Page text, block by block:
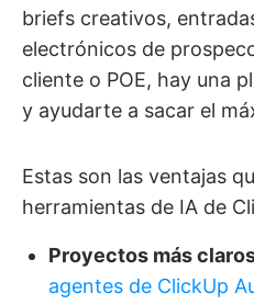
briefs creativos,
electrónicos de
cliente o POE, hay una
y ayudarte a sacar el
Estas son las ventajas
herramientas de IA de
Proyectos más
agentes de ClickUp